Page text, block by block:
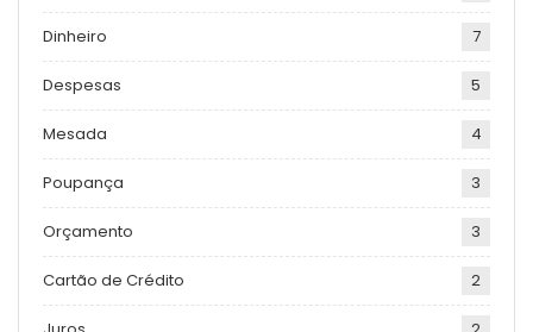
Dinheiro 7
Despesas 5
Mesada 4
Poupança 3
Orçamento 3
Cartão de Crédito 2